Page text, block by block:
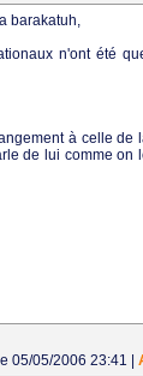
barakatuh,
n'ont été
à celle
de lui comme
le 05/05/2006 23:41